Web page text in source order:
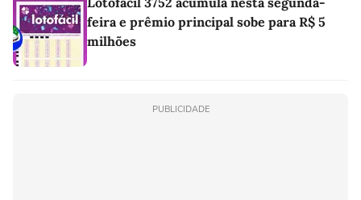
feira e prêmio principal sobe para R$ 5
milhões
PUBLICIDADE